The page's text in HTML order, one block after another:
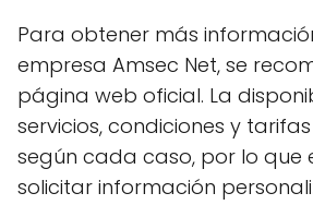
Para obtener más
empresa Amsec Net, se
página web oficial. La
servicios, condiciones y
según cada caso, por lo que
solicitar información